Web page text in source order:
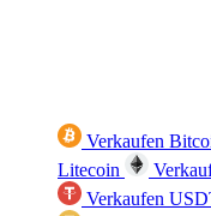
Verkaufen
Litecoin
Verkaufen